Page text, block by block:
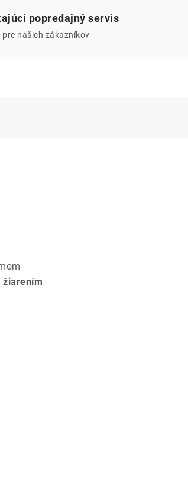
popredajný servis
pre našich zákazníkov
žiarením